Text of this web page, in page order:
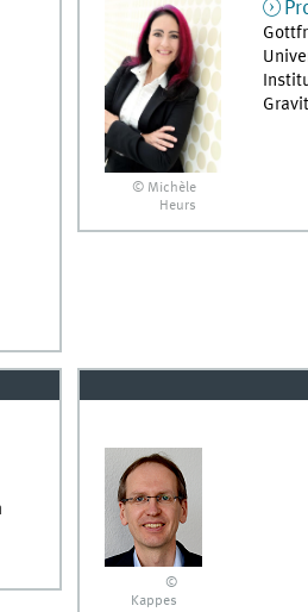
© Michèle
Heurs
©
Kappes